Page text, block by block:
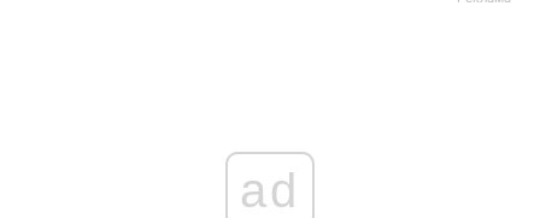
ad